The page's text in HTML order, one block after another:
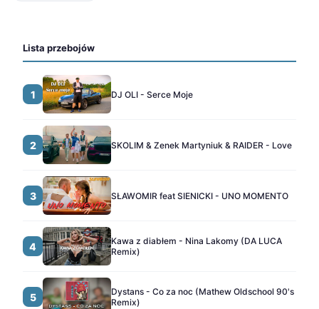
Lista przebojów
1 DJ OLI - Serce Moje
2 SKOLIM & Zenek Martyniuk & RAIDER - Love
3 SŁAWOMIR feat SIENICKI - UNO MOMENTO
4
Kawa z diabłem - Nina Lakomy (DA LUCA
Remix)
5
Dystans - Co za noc (Mathew Oldschool 90's
Remix)